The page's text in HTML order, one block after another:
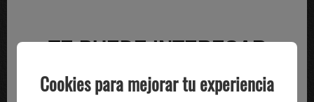
TE PUEDE INTERESAR
Cookies para mejorar tu experiencia